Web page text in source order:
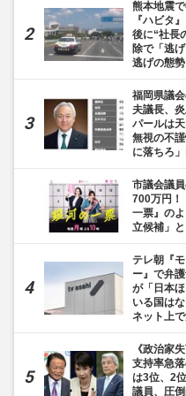
熊本地震
『ハビタ
後に“社長
除で「逃
逃げの態
福岡県議
夫議長、
パールは
無視の不
に落ちろ
市議会議
700万円！
一票』の
立候補」
テレ朝『
ー』で弁
が「日本
いる国は
ネット上
《政治家
支持率急
は3位、2
議員、圧